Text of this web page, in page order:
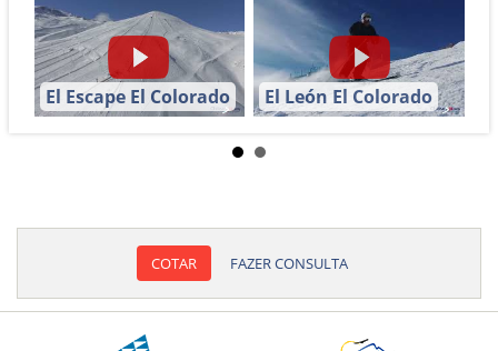
El Escape El Colorado El León El Colorado
COTAR FAZER CONSULTA